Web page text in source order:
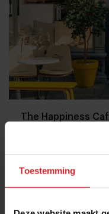
Toestemming
The Happiness
Linsey van Oers wil
Foodservice Food